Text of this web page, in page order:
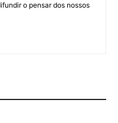
o pensar dos nossos